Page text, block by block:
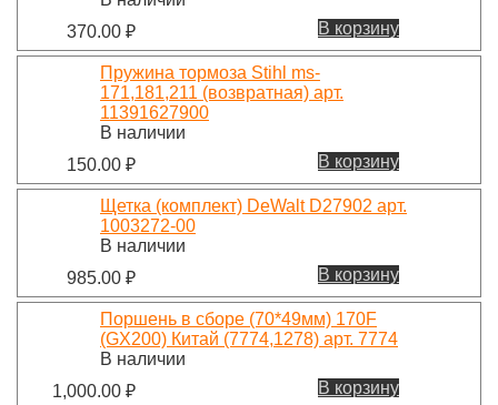
370.00 ₽ В корзину
Пружина тормоза Stihl ms-
171,181,211 (возвратная) арт.
11391627900
В наличии
150.00 ₽ В корзину
Щетка (комплект) DeWalt D27902 арт.
1003272-00
В наличии
985.00 ₽ В корзину
Поршень в сборе (70*49мм) 170F
(GX200) Китай (7774,1278) арт. 7774
В наличии
1,000.00 ₽ В корзину